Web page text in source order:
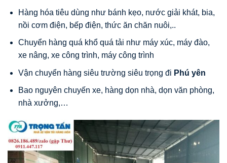
Hàng hóa tiêu dùng như bánh kẹo, nước giải khát, bia,
nồi cơm điện, bếp điện, thức ăn chăn nuôi,..
Chuyển hàng quá khổ quá tải như máy xúc, máy đào,
xe nâng, xe công trình, máy công trình
Vận chuyển hàng siêu trường siêu trọng đi Phú yên
Bao nguyên chuyến xe, hàng dọn nhà, dọn văn phòng,
nhà xưởng,…